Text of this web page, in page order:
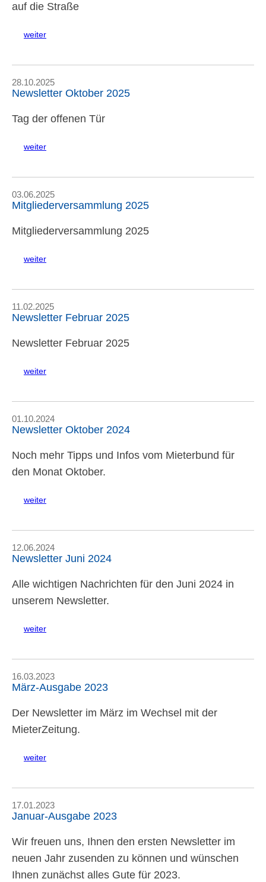
auf die Straße
weiter
28.10.2025
Newsletter Oktober 2025
Tag der offenen Tür
weiter
03.06.2025
Mitgliederversammlung 2025
Mitgliederversammlung 2025
weiter
11.02.2025
Newsletter Februar 2025
Newsletter Februar 2025
weiter
01.10.2024
Newsletter Oktober 2024
Noch mehr Tipps und Infos vom Mieterbund für
den Monat Oktober.
weiter
12.06.2024
Newsletter Juni 2024
Alle wichtigen Nachrichten für den Juni 2024 in
unserem Newsletter.
weiter
16.03.2023
März-Ausgabe 2023
Der Newsletter im März im Wechsel mit der
MieterZeitung.
weiter
17.01.2023
Januar-Ausgabe 2023
Wir freuen uns, Ihnen den ersten Newsletter im
neuen Jahr zusenden zu können und wünschen
Ihnen zunächst alles Gute für 2023.